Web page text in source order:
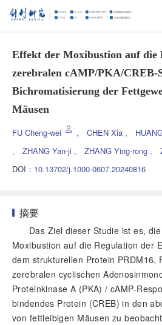
Effekt der Moxibustion auf die
zerebralen cAMP/PKA/CREB-
Bichromatisierung der
Mäusen
FU Cheng-wei , CHEN Xia ,
,
ZHANG Yan-ji , ZHANG Ying-rong ,
DOI： 10.13702/j.1000-0607.20240816
摘要
Das Ziel dieser Studie ist es,
Moxibustion auf die Regulation der
dem strukturellen Protein PRDM16,
zerebralen cyclischen
Proteinkinase A (PKA) / cAMP-
bindendes Protein (CREB) in den
von fettleibigen Mäusen zu